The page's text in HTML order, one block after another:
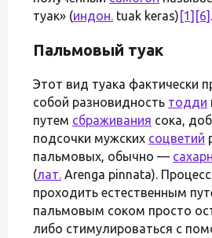
туак» (индон. tuak keras) [1] [6] .
Пальмовый туак
Этот вид туака фактически
собой разновидность тодди
путем сбраживания сока,
подсочки мужских соцветий
пальмовых, обычно —
(лат. Arenga pinnata).
проходить естественным
пальмовым соком просто
либо стимулироваться с